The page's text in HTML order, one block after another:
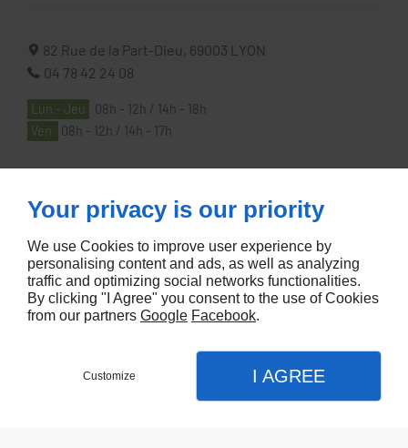
82 Rue de la Part-Dieu, 69003
LYON
04 78 42 24 08
Lun - Jeu
08h - 12h / 14h - 18h
Ven
08h - 12h / 14h - 17h
À PROPOS
Accueil
Contactez-nous
Mentions légales
Plan du site
Your privacy is our priority
We use Cookies to improve user experience by
personalising content and ads, as well as analyzing
traffic and optimizing social networks functionalities.
By clicking "I Agree" you consent to the use of Cookies
from our partners Google Facebook.
Customize I AGREE